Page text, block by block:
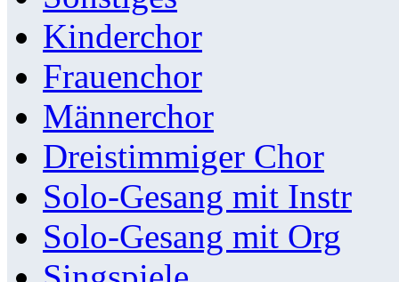
Kinderchor
Frauenchor
Männerchor
Dreistimmiger Chor
Solo-Gesang mit Instr
Solo-Gesang mit Org